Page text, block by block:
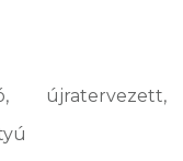
újratervezett,